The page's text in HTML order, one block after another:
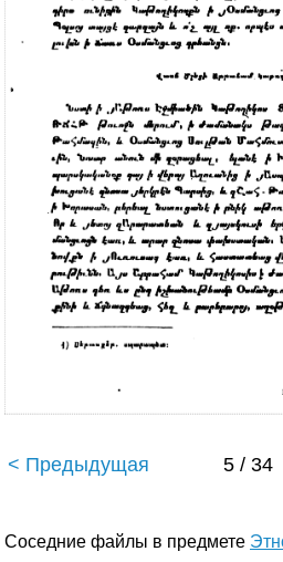
< Предыдущая 5 / 34
Соседние файлы в предмете